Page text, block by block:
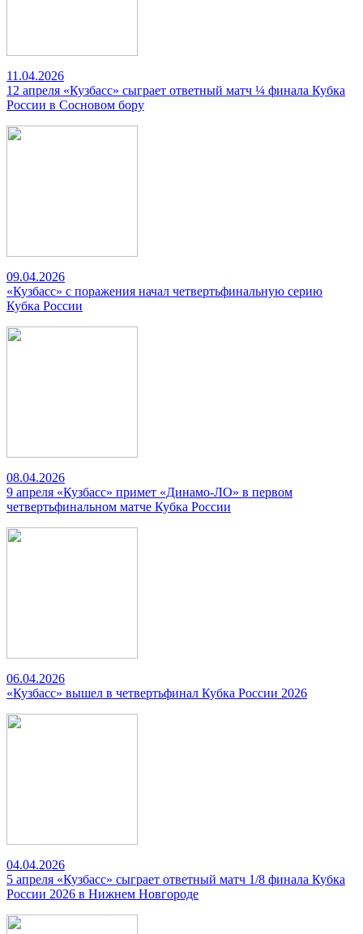
11.04.2026
12 апреля «Кузбасс» сыграет ответный матч ¼ финала Кубка
России в Сосновом бору
09.04.2026
«Кузбасс» с поражения начал четвертьфинальную серию
Кубка России
08.04.2026
9 апреля «Кузбасс» примет «Динамо-ЛО» в первом
четвертьфинальном матче Кубка России
06.04.2026
«Кузбасс» вышел в четвертьфинал Кубка России 2026
04.04.2026
5 апреля «Кузбасс» сыграет ответный матч 1/8 финала Кубка
России 2026 в Нижнем Новгороде